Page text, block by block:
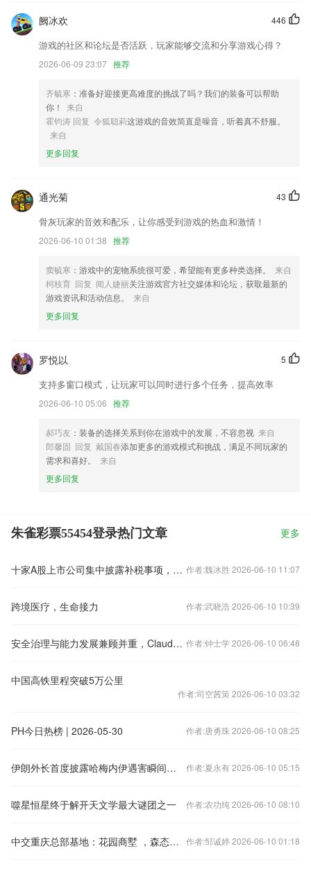
修复阅读页调整背景等问题。
一键截屏支持页面分享和意见反馈；
提升加载速度和新系统兼容性；
声誉指数 添加每日舆情风险榜
全新的个人页面
修复了地图显示错误的情况；
联系我们
优化修改。
446
阙冰欢
游戏的社区和论坛是否活跃，玩家能够交流和分享游戏心得？
2026-06-09 23:07 推荐
齐毓寒 ：准备好迎接更高难度的挑战了吗？我们的装备可以帮助
你！
来自
霍钧涛 回复 令狐聪莉这游戏的音效简直是噪音，听着真不舒服。
来自
更多回复
43
通光菊
骨灰玩家的音效和配乐，让你感受到游戏的热血和激情！
2026-06-10 01:38 推荐
窦毓寒 ：游戏中的宠物系统很可爱，希望能有更多种类选择。
来自
柯枝育 回复 闻人婕丽关注游戏官方社交媒体和论坛，获取最新的
游戏资讯和活动信息。
来自
更多回复
5
罗悦以
支持多窗口模式，让玩家可以同时进行多个任务，提高效率
2026-06-10 05:06 推荐
郝巧友 ：装备的选择关系到你在游戏中的发展，不容忽视 来自
郎馨固 回复 戴国春添加更多的游戏模式和挑战，满足不同玩家的
需求和喜好。
来自
更多回复
朱雀彩票55454登录热门文章 更多
十家A股上市公司集中披露补税事项，单笔补缴最高超3亿元 作者:魏冰胜 2026-06-10 11:07
跨境医疗，生命接力 作者:武晓浩 2026-06-10 10:39
安全治理与能力发展兼顾并重，Claude 3对中国大模型发展有哪些启示 作者:钟士学 2026-06-10 06:48
中国高铁里程突破5万公里
作者:司空茜策 2026-06-10 03:32
PH今日热榜 | 2026-05-30 作者:唐勇珠 2026-06-10 08:25
伊朗外长首度披露哈梅内伊遇害瞬间，并透露现任最高领袖情况 作者:夏永有 2026-06-10 05:15
噬星恒星终于解开天文学最大谜团之一 作者:农功纯 2026-06-10 08:10
中交重庆总部基地：花园商墅 ，森态办公 作者:邹诚婷 2026-06-10 01:18